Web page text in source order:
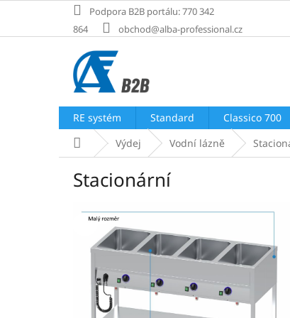
obsah
Podpora B2B portálu: 770 342
864
obchod@alba-professional.cz
RE systém Standard Classico 700
Domů Výdej Vodní lázně
Stacionární